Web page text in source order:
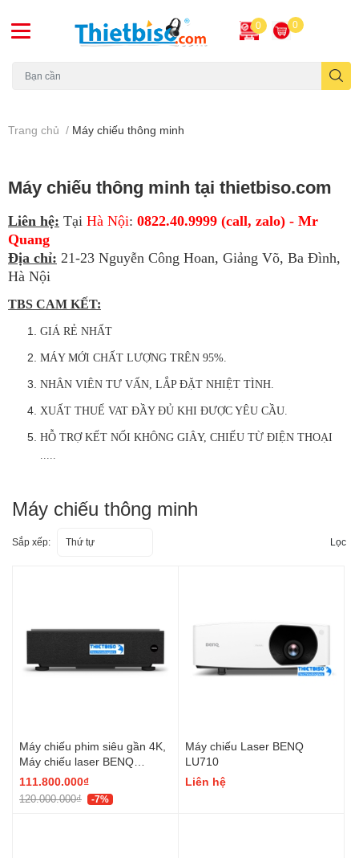
0 0
Trang chủ / Máy chiếu thông minh
Máy chiếu thông minh tại thietbiso.com
Liên hệ: Tại Hà Nội: 0822.40.9999 (call, zalo) - Mr
Quang
Địa chỉ: 21-23 Nguyễn Công Hoan, Giảng Võ, Ba Đình,
Hà Nội
TBS CAM KẾT:
GIÁ RẺ NHẤT
MÁY MỚI CHẤT LƯỢNG TRÊN 95%.
NHÂN VIÊN TƯ VẤN, LẮP ĐẶT NHIỆT TÌNH.
XUẤT THUẾ VAT ĐẦY ĐỦ KHI ĐƯỢC YÊU CẦU.
HỖ TRỢ KẾT NỐI KHÔNG GIÂY, CHIẾU TỪ ĐIỆN THOẠI
Máy chiếu thông minh
Sắp xếp: Thứ tự Lọc
Máy chiếu phim siêu gần 4K,
Máy chiếu laser BENQ
W7050I
111.800.000₫
120.000.000₫ -7%
Máy chiếu Laser BENQ
LU710
Liên hệ